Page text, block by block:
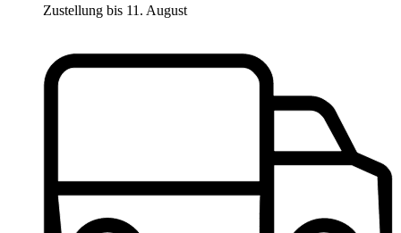
Zustellung bis 11. August